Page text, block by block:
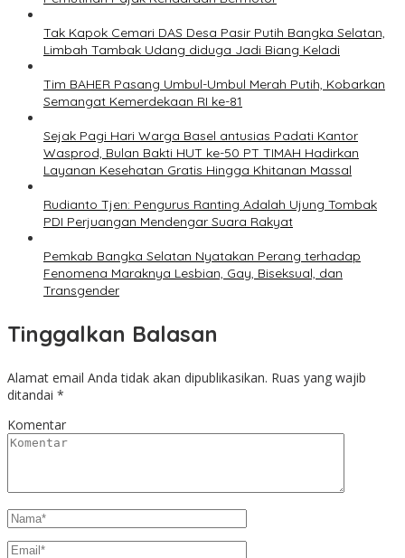
Tak Kapok Cemari DAS Desa Pasir Putih Bangka Selatan,
Limbah Tambak Udang diduga Jadi Biang Keladi
Tim BAHER Pasang Umbul-Umbul Merah Putih, Kobarkan
Semangat Kemerdekaan RI ke-81
Sejak Pagi Hari Warga Basel antusias Padati Kantor
Wasprod, Bulan Bakti HUT ke-50 PT TIMAH Hadirkan
Layanan Kesehatan Gratis Hingga Khitanan Massal
Rudianto Tjen: Pengurus Ranting Adalah Ujung Tombak
PDI Perjuangan Mendengar Suara Rakyat
Pemkab Bangka Selatan Nyatakan Perang terhadap
Fenomena Maraknya Lesbian, Gay, Biseksual, dan
Transgender
Tinggalkan Balasan
Alamat email Anda tidak akan dipublikasikan. Ruas yang wajib
ditandai *
Komentar